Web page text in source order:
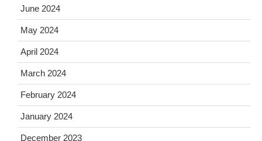
June 2024
May 2024
April 2024
March 2024
February 2024
January 2024
December 2023